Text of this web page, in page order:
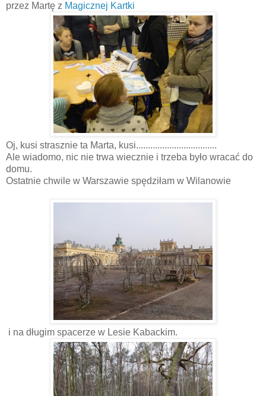
przez Martę z Magicznej Kartki
Oj, kusi strasznie ta Marta, kusi..................................
Ale wiadomo, nic nie trwa wiecznie i trzeba było wracać do
domu.
Ostatnie chwile w Warszawie spędziłam w Wilanowie
i na długim spacerze w Lesie Kabackim.